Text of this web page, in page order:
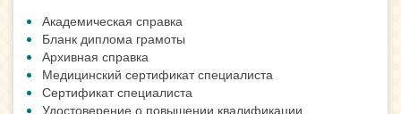
Академическая справка
Бланк диплома грамоты
Архивная справка
Медицинский сертификат специалиста
Сертификат специалиста
Удостоверение о повышении квалификации